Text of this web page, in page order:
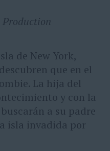
de New York,
que en el
La hija del
y con la
a su padre
isla invadida por